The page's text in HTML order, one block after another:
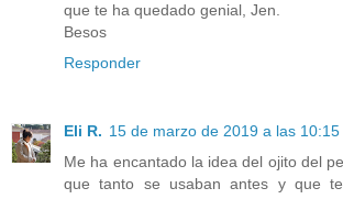
que te ha quedado genial, Jen.
Besos
Responder
Eli R. 15 de marzo de 2019 a las 10:15
Me ha encantado la idea del ojito del
que tanto se usaban antes y que